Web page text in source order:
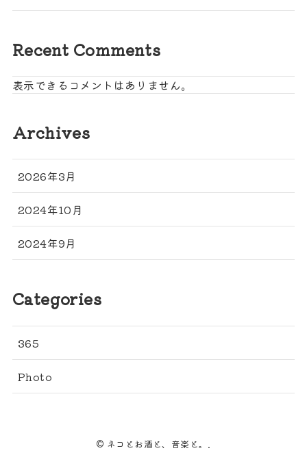
Recent Comments
表示できるコメントはありません。
Archives
2026年3月
2024年10月
2024年9月
Categories
365
Photo
© ネコとお酒と、音楽と。.